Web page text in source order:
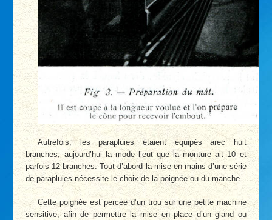
Autrefois, les parapluies étaient équipés arec huit
branches, aujourd’hui la mode l’eut que la monture ait 10 et
parfois 12 branches. Tout d’abord la mise en mains d’une série
de parapluies nécessite le choix de la poignée ou du manche.
Cette poignée est percée d’un trou sur une petite machine
sensitive, afin de permettre la mise en place d’un gland ou